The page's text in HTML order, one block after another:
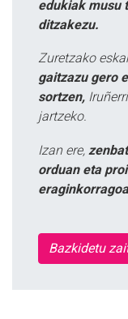
edukiak musu
ditzakezu.
Zuretzako
gaitzazu gero
sortzen,
jartzeko.
Izan ere,
orduan eta
Bazkidetu